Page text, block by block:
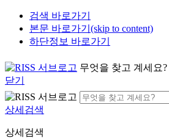
검색 바로가기
본문 바로가기(skip to content)
하단정보 바로가기
무엇을 찾고 계세요?
닫기
상세검색
상세검색